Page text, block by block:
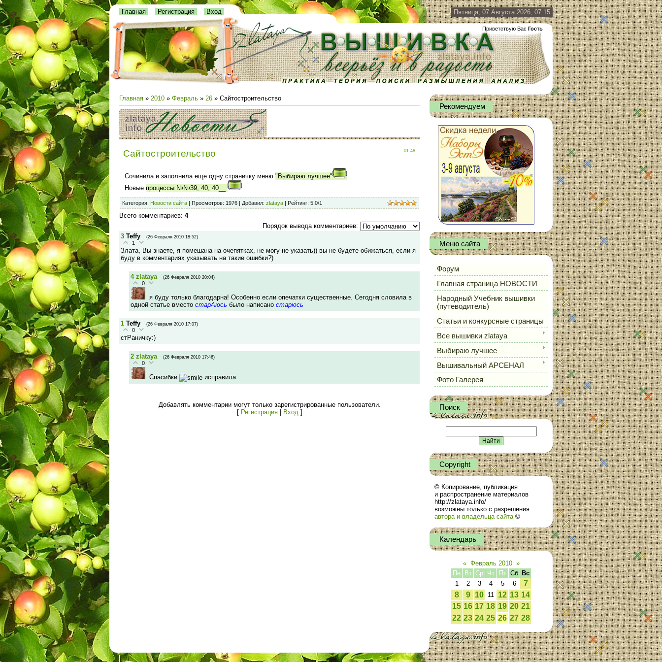
Пятница, 07 Августа 2026, 07:15
Приветствую Вас Гость
Главная Регистрация Вход
Главная » 2010 » Февраль » 26 » Сайтостроительство
01:48
Сайтостроительство
Сочинила и заполнила еще одну страничку меню "Выбираю лучшее"
Новые процессы №№39, 40, 40__
Категория: Новости сайта Просмотров: 1976 | Добавил: zlataya Рейтинг: 5.0/1
Всего комментариев: 4
Порядок вывода комментариев:
3 Teffy (26 Февраля 2010 18:52)
1
Злата, Вы знаете, я помешана на очепятках, не могу не указать)) вы не будете обижаться, если я
буду в комментариях указывать на такие ошибки?)
4 zlataya (26 Февраля 2010 20:04)
0
я буду только благодарна! Особенно если опечатки существенные. Сегодня словила в
одной статье вместо старАюсь было написано старюсь
1 Teffy (26 Февраля 2010 17:07)
0
стРаничку:)
2 zlataya (26 Февраля 2010 17:46)
0
Спасибки исправила
Добавлять комментарии могут только зарегистрированные пользователи.
[ Регистрация| Вход]
Рекомендуем
Меню сайта
Форум
Главная страница НОВОСТИ
Народный Учебник вышивки
(путеводитель)
Статьи и конкурсные страницы
Все вышивки zlataya
Выбираю лучшее
Вышивальный АРСЕНАЛ
Фото Галерея
Поиск
Сopyright
© Копирование, публикация
и распространение материалов
http://zlataya.info/
возможны только с разрешения
автора и владельца сайта©
Календарь
« Февраль 2010 »
Пн
Вт Ср Чт Пт Сб Вс
1
2 3 4 5 6
7
8
9 10 11 12 13 14
15 16 17 18 19 20 21
22 23 24 25 26 27 28